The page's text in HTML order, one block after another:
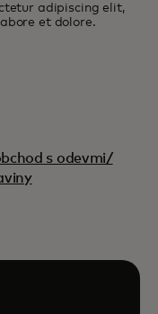
adipiscing elit,
et dolore.
s odevmi/